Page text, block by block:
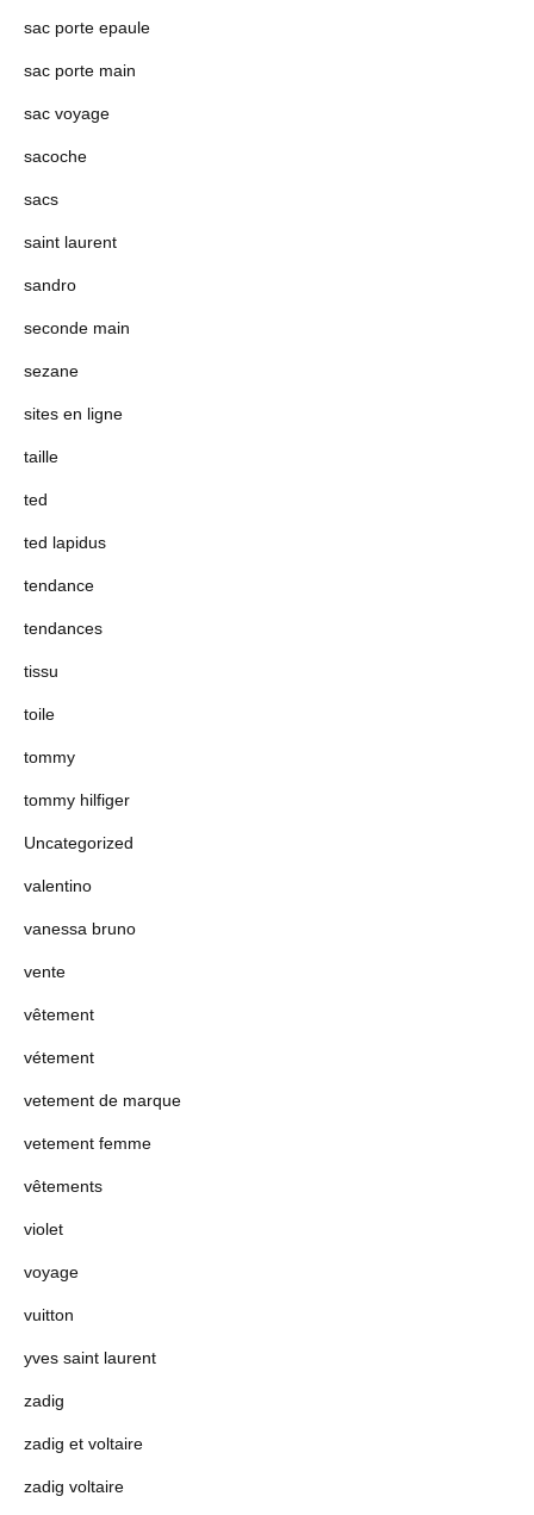
sac porte epaule
sac porte main
sac voyage
sacoche
sacs
saint laurent
sandro
seconde main
sezane
sites en ligne
taille
ted
ted lapidus
tendance
tendances
tissu
toile
tommy
tommy hilfiger
Uncategorized
valentino
vanessa bruno
vente
vêtement
vétement
vetement de marque
vetement femme
vêtements
violet
voyage
vuitton
yves saint laurent
zadig
zadig et voltaire
zadig voltaire